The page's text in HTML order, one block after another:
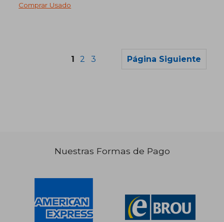
Comprar Usado
1 2 3 Página Siguiente
Nuestras Formas de Pago